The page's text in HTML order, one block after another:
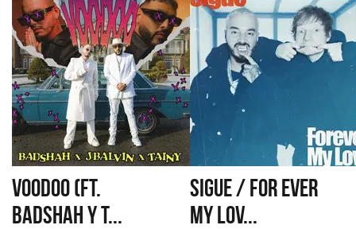
VOODOO (FT.
BADSHAH Y T...
SIGUE / FOR EVER
MY LOV...